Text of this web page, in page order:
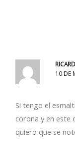
10 DE
Si tengo el
corona y en este
quiero que se